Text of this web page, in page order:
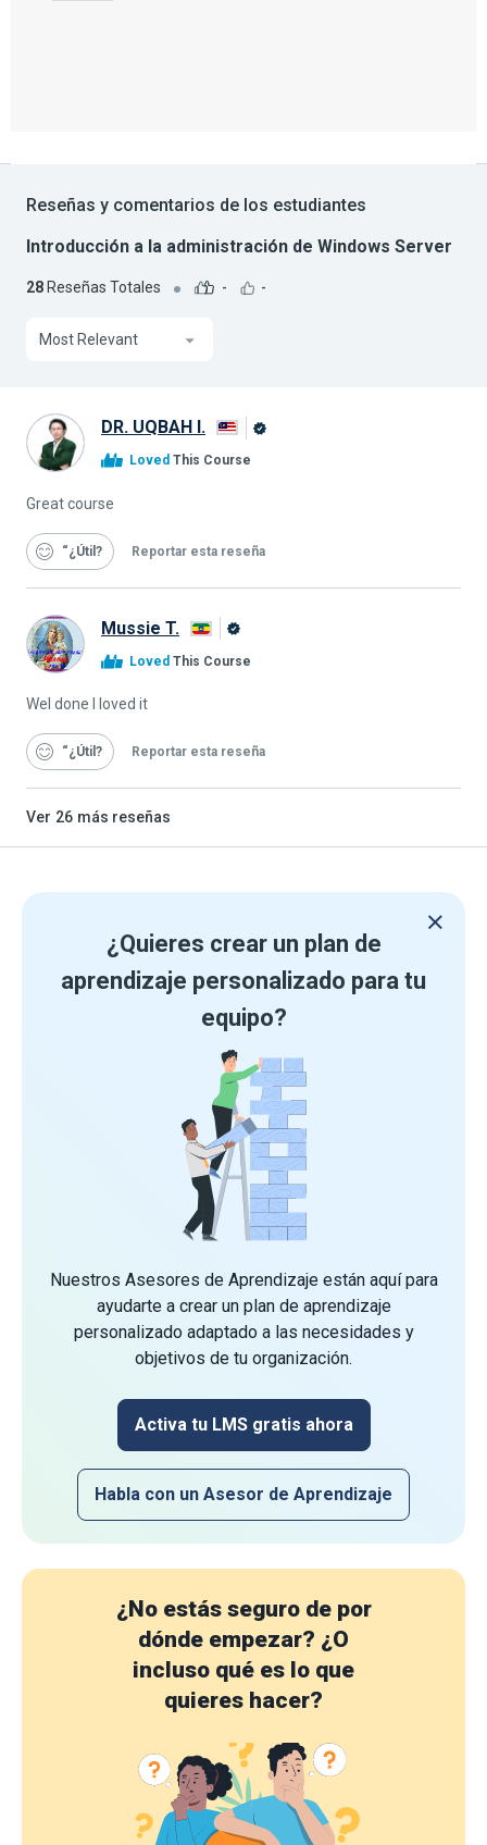
Reseñas y comentarios de los estudiantes
Introducción a la administración de Windows Server
28 Reseñas Totales - -
Most Relevant
DR. UQBAH I.
Loved This Course
Great course
“¿Útil Reportar esta reseña
Mussie T.
Loved This Course
Wel done I loved it
“¿Útil Reportar esta reseña
Ver 26 más reseñas
¿Quieres crear un plan de
aprendizaje personalizado para tu
equipo?
Nuestros Asesores de Aprendizaje están aquí para
ayudarte a crear un plan de aprendizaje
personalizado adaptado a las necesidades y
objetivos de tu organización.
Activa tu LMS gratis ahora
Habla con un Asesor de Aprendizaje
¿No estás seguro de por
dónde empezar? ¿O
incluso qué es lo que
quieres hacer?